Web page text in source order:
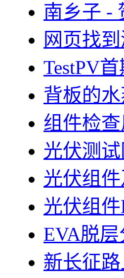
南乡子 -
网页找
TestPV
背板的
组件检
光伏测
光伏组
光伏组
EVA脱
新长征